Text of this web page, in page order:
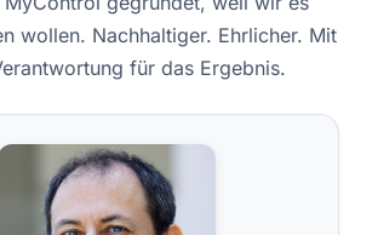
wollen. Nachhaltiger. Ehrlicher. Mit
für das Ergebnis.